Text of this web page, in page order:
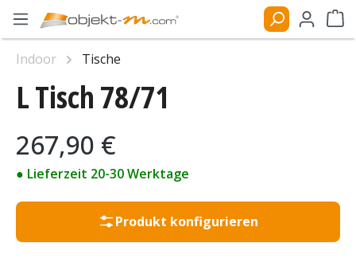
Zum Hauptinhalt springen
L Tisch 78/71
Regulärer Preis:
267,90 €
● Lieferzeit 20-30 Werktage
Produkt konfigurieren
Indoor
Tische
Bildergalerie überspringen